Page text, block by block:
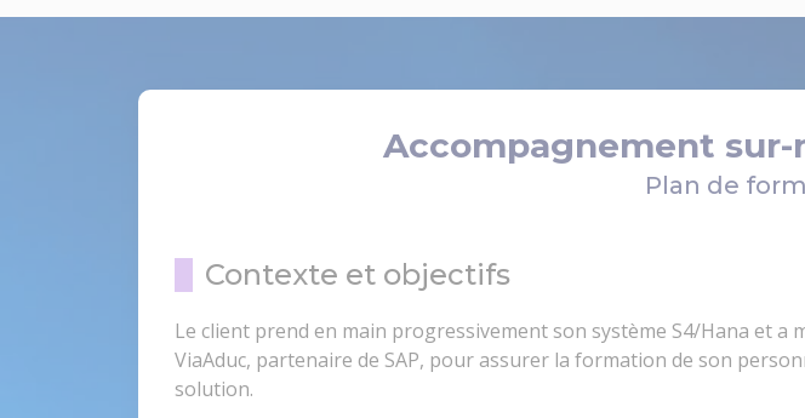
Accompagnement sur-
Plan de
Contexte et objectifs
Le client prend en main progressivement son système S4/Hana et a
ViaAduc, partenaire de SAP, pour assurer la formation de son
solution.